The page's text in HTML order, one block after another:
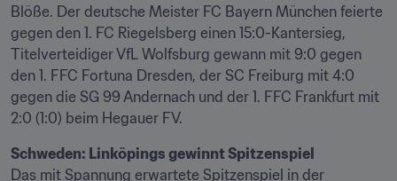
Blöße. Der deutsche Meister FC Bayern München feierte
gegen den 1. FC Riegelsberg einen 15:0-Kantersieg,
Titelverteidiger VfL Wolfsburg gewann mit 9:0 gegen
den 1. FFC Fortuna Dresden, der SC Freiburg mit 4:0
gegen die SG 99 Andernach und der 1. FFC Frankfurt mit
2:0 (1:0) beim Hegauer FV.
Schweden: Linköpings gewinnt Spitzenspiel
Das mit Spannung erwartete Spitzenspiel in der